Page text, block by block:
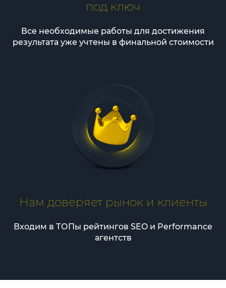
под ключ
Все необходимые работы для достижения
результата уже учтены в финальной стоимости
Нам доверяет рынок и клиенты
Входим в ТОПы рейтингов SEO и Performance
агентств